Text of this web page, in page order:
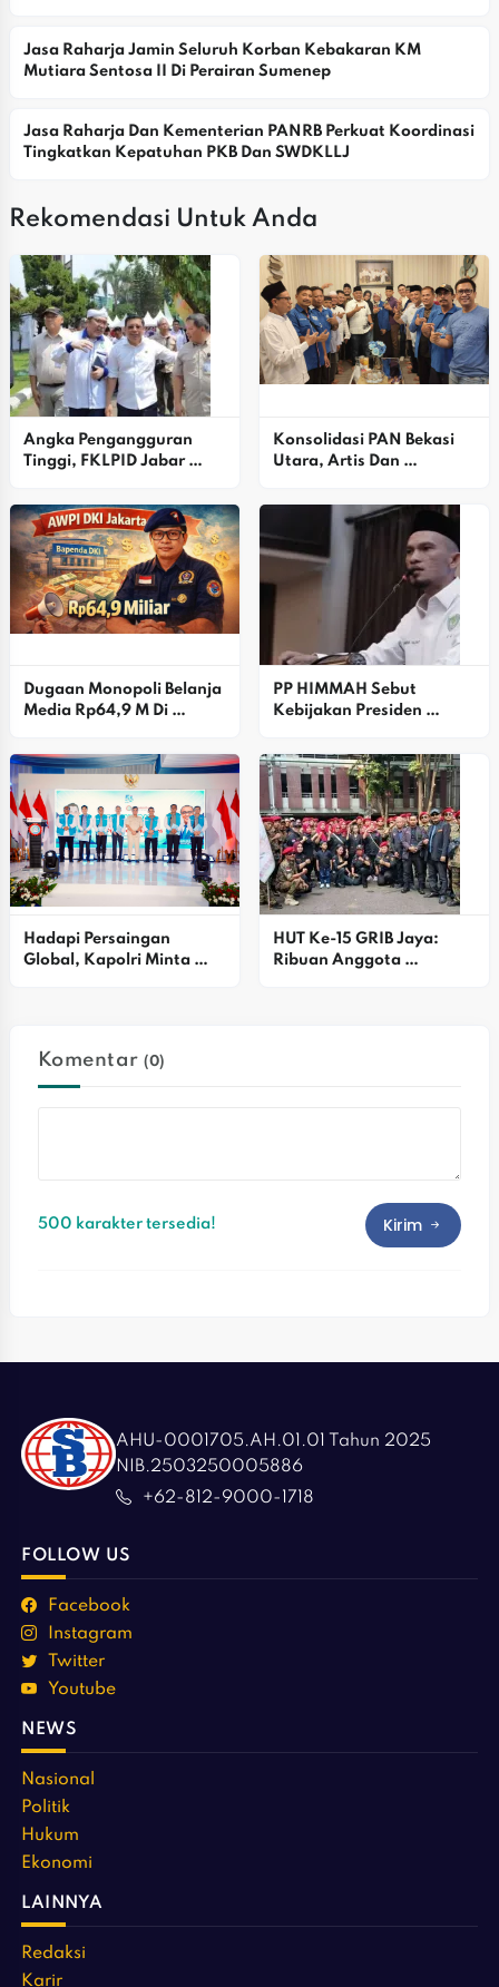
Jasa Raharja Jamin Seluruh Korban Kebakaran KM
Mutiara Sentosa II Di Perairan Sumenep
Jasa Raharja Dan Kementerian PANRB Perkuat Koordinasi
Tingkatkan Kepatuhan PKB Dan SWDKLLJ
Rekomendasi Untuk Anda
Angka Pengangguran
Tinggi, FKLPID Jabar
Ekosistem
Konsolidasi PAN Bekasi
Utara, Artis Dan
Ziblo
Dugaan Monopoli Belanja
Media Rp64,9 M Di
AWPI
PP HIMMAH Sebut
Kebijakan Presiden
Kelompok Oligarki
Hadapi Persaingan
Global, Kapolri Minta
HUT Ke-15 GRIB Jaya:
Ribuan Anggota
Komentar(0)
500 karakter tersedia! Kirim
AHU-0001705.AH.01.01 Tahun 2025
NIB.2503250005886
+62-812-9000-1718
FOLLOW US
Facebook
Instagram
Twitter
Youtube
NEWS
Nasional
Politik
Hukum
Ekonomi
LAINNYA
Redaksi
Karir